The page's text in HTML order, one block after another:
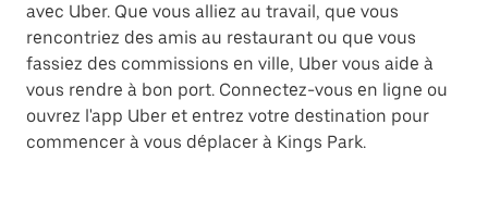
avec Uber. Que vous alliez au travail, que vous
rencontriez des amis au restaurant ou que vous
fassiez des commissions en ville, Uber vous aide à
vous rendre à bon port. Connectez-vous en ligne ou
ouvrez l'app Uber et entrez votre destination pour
commencer à vous déplacer à Kings Park.